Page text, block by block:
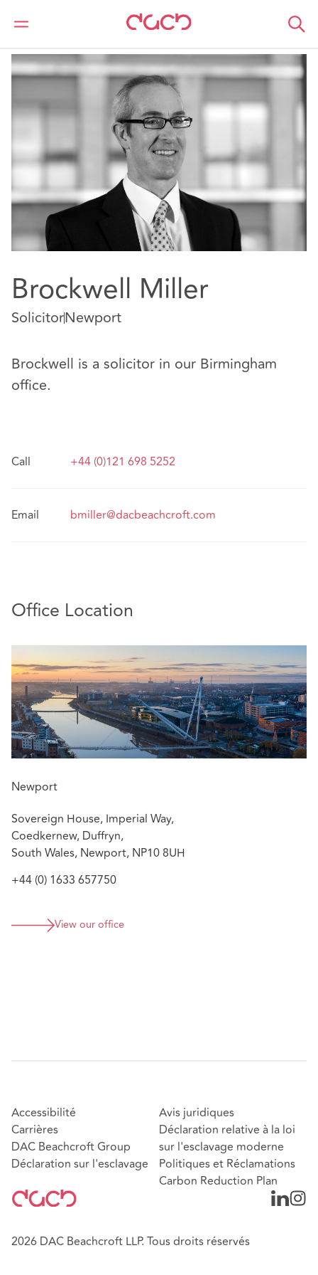
DAC Beachcroft Notre Équipe
Brockwell Miller
SolicitorNewport
Brockwell is a solicitor in our Birmingham
office.
Call +44 (0)121 698 5252
Email bmiller@dacbeachcroft.com
Office Location
Newport
Sovereign House, Imperial Way,
Coedkernew, Duffryn,
South Wales, Newport, NP10 8UH
+44 (0) 1633 657750
View our office
Accessibilité
Carrières
DAC Beachcroft Group
Déclaration sur l'esclavage
Avis juridiques
Déclaration relative à la loi
sur l'esclavage moderne
Politiques et Réclamations
Carbon Reduction Plan
2026 DAC Beachcroft LLP. Tous droits réservés